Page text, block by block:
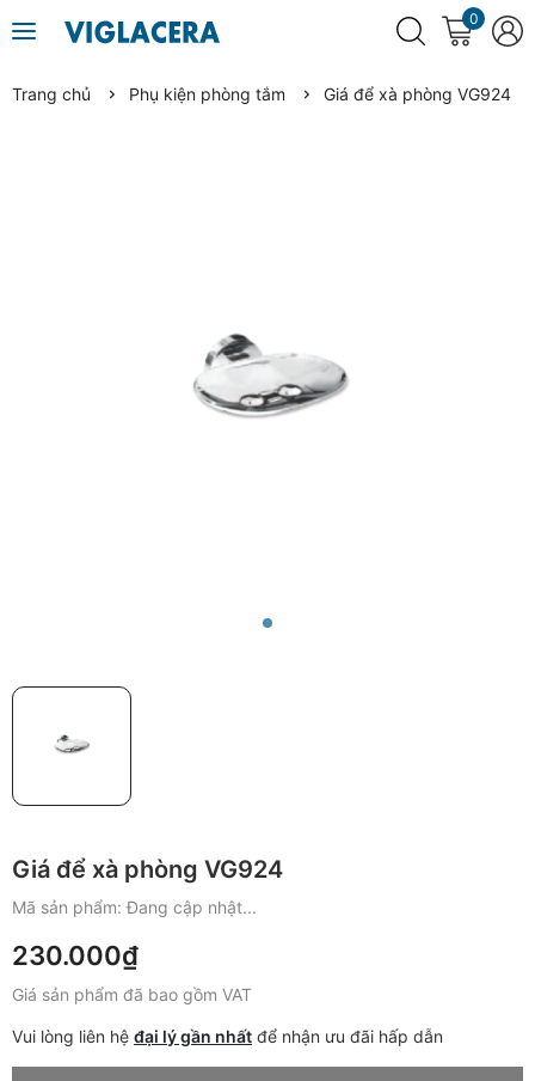
0
Trang chủ Phụ kiện phòng tắm Giá để xà phòng VG924
Giá để xà phòng VG924
Mã sản phẩm:Đang cập nhật...
230.000₫
Giá sản phẩm đã bao gồm VAT
Vui lòng liên hệ đại lý gần nhất để nhận ưu đãi hấp dẫn